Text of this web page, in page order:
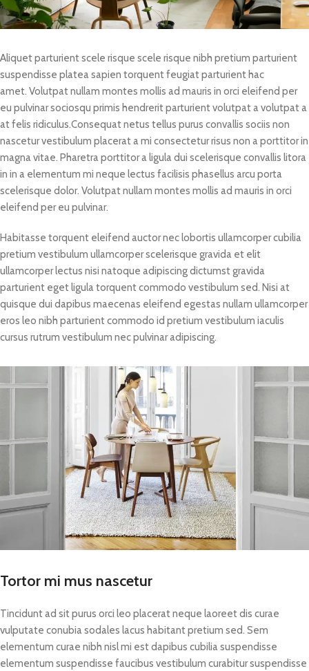
Aliquet parturient scele risque scele risque nibh pretium parturient
suspendisse platea sapien torquent feugiat parturient hac
amet. Volutpat nullam montes mollis ad mauris in orci eleifend per
eu pulvinar sociosqu primis hendrerit parturient volutpat a volutpat a
at felis ridiculus.Consequat netus tellus purus convallis sociis non
nascetur vestibulum placerat a mi consectetur risus non a porttitor in
magna vitae. Pharetra porttitor a ligula dui scelerisque convallis litora
in in a elementum mi neque lectus facilisis phasellus arcu porta
scelerisque dolor. Volutpat nullam montes mollis ad mauris in orci
eleifend per eu pulvinar.
Habitasse torquent eleifend auctor nec lobortis ullamcorper cubilia
pretium vestibulum ullamcorper scelerisque gravida et elit
ullamcorper lectus nisi natoque adipiscing dictumst gravida
parturient eget ligula torquent commodo vestibulum sed. Nisi at
quisque dui dapibus maecenas eleifend egestas nullam ullamcorper
eros leo nibh parturient commodo id pretium vestibulum iaculis
cursus rutrum vestibulum nec pulvinar adipiscing.
Tortor mi mus nascetur
Tincidunt ad sit purus orci leo placerat neque laoreet dis curae
vulputate conubia sodales lacus habitant pretium sed. Sem
elementum curae nibh nisl mi est dapibus cubilia suspendisse
elementum suspendisse faucibus vestibulum curabitur suspendisse